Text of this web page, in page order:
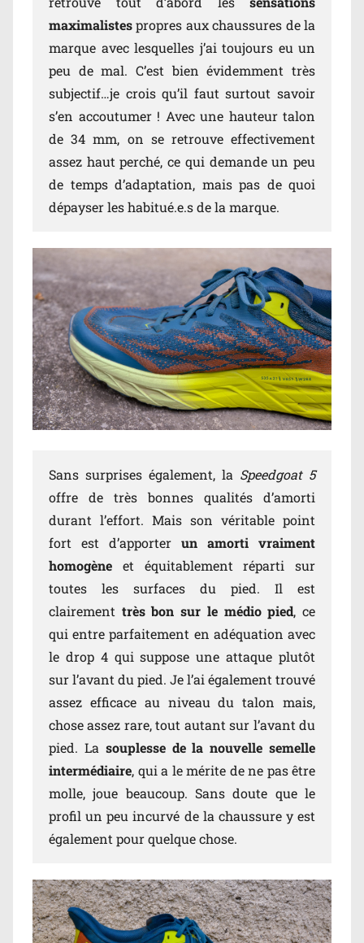
maximalistespropres aux chaussures de la
marque avec lesquelles j’ai toujours eu un
peu de mal. C’est bien évidemment très
subjectif…je crois qu’il faut surtout savoir
s’en accoutumer ! Avec une hauteur talon
de 34 mm, on se retrouve effectivement
assez haut perché, ce qui demande un peu
de temps d’adaptation, mais pas de quoi
dépayser les habitué.e.s de la marque.
Sans surprises également, la Speedgoat 5
offre de très bonnes qualités d’amorti
durant l’effort. Mais son véritable point
fort est d’apporter un amorti vraiment
homogène et équitablement réparti sur
toutes les surfaces du pied. Il est
clairement très bon sur le médio pied, ce
qui entre parfaitement en adéquation avec
le drop 4 qui suppose une attaque plutôt
sur l’avant du pied. Je l’ai également trouvé
assez efficace au niveau du talon mais,
chose assez rare, tout autant sur l’avant du
pied. La souplesse de la nouvelle semelle
intermédiaire, qui a le mérite de ne pas être
molle, joue beaucoup. Sans doute que le
profil un peu incurvé de la chaussure y est
également pour quelque chose.